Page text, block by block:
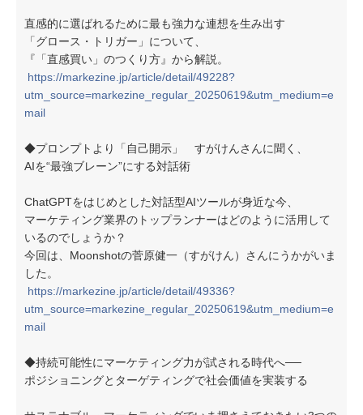
直感的に選ばれるために最も強力な連想を生み出す
「グロース・トリガー」について、
『「直感買い」のつくり方』から解説。
https://markezine.jp/article/detail/49228?
utm_source=markezine_regular_20250619&utm_medium=e
mail
◆プロンプトより「自己開示」 すがけんさんに聞く、
AIを“最強ブレーン”にする対話術
ChatGPTをはじめとした対話型AIツールが身近な今、
マーケティング業界のトップランナーはどのように活用して
いるのでしょうか？
今回は、Moonshotの菅原健一（すがけん）さんにうかがいま
した。
https://markezine.jp/article/detail/49336?
utm_source=markezine_regular_20250619&utm_medium=e
mail
◆持続可能性にマーケティング力が試される時代へ──
ポジショニングとターゲティングで社会価値を実装する